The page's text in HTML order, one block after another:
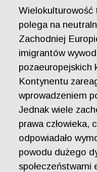
Wielokulturowość
polega na
Zachodniej
imigrantów
pozaeuropejskich
Kontynentu
wprowadzeniem
Jednak wiele
prawa człowieka,
odpowiadało
powodu dużego
społeczeństwami